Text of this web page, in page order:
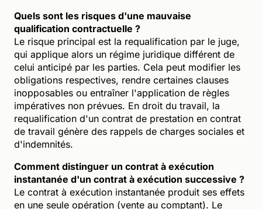
Quels sont les risques d'une mauvaise
qualification contractuelle ?
Le risque principal est la requalification par le juge,
qui applique alors un régime juridique différent de
celui anticipé par les parties. Cela peut modifier les
obligations respectives, rendre certaines clauses
inopposables ou entraîner l'application de règles
impératives non prévues. En droit du travail, la
requalification d'un contrat de prestation en contrat
de travail génère des rappels de charges sociales et
d'indemnités.
Comment distinguer un contrat à exécution
instantanée d'un contrat à exécution successive ?
Le contrat à exécution instantanée produit ses effets
en une seule opération (vente au comptant). Le